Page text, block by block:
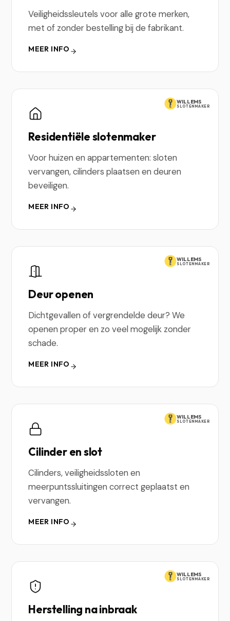
Veiligheidssleutels voor alle grote merken,
met of zonder bestelling bij de fabrikant.
MEER INFO
WILLEMS
SLOTENMAKER
Residentiële slotenmaker
Voor huizen en appartementen: sloten
vervangen, cilinders plaatsen en deuren
beveiligen.
MEER INFO
WILLEMS
SLOTENMAKER
Deur openen
Dichtgevallen of vergrendelde deur? We
openen proper en zo veel mogelijk zonder
schade.
MEER INFO
WILLEMS
SLOTENMAKER
Cilinder en slot
Cilinders, veiligheidssloten en
meerpuntssluitingen correct geplaatst en
vervangen.
MEER INFO
WILLEMS
SLOTENMAKER
Herstelling na inbraak